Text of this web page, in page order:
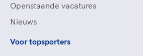
Openstaande vacatures
Nieuws
Voor topsporters